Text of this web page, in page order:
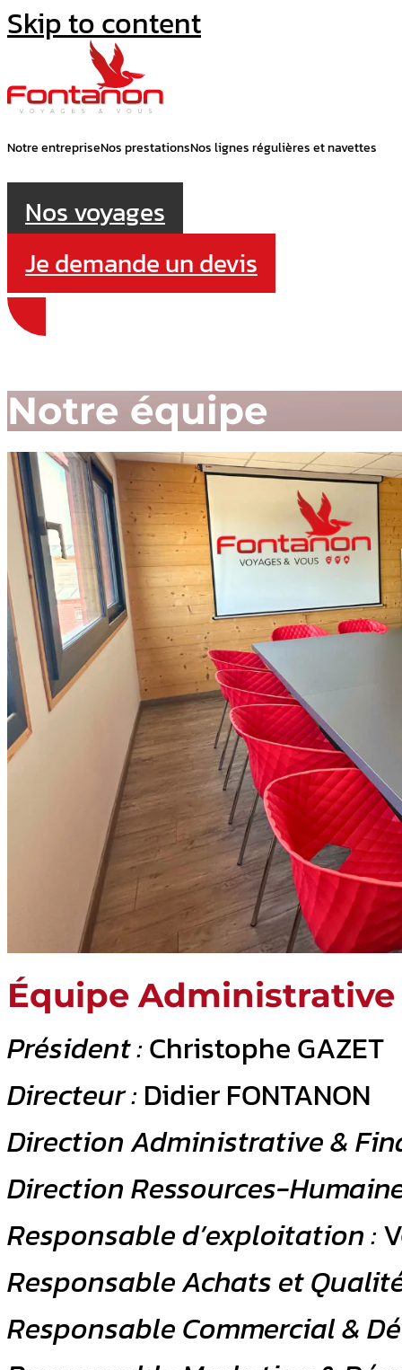
Skip to content
Notre entrepriseNos prestationsNos lignes régulières et navettes
Nos voyages
Je demande un devis
Notre équipe
Équipe Administrative
Président :Christophe GAZET
Directeur: Didier FONTANON
Direction Administrative &
Direction Ressources-
Responsable d’exploitation :
Responsable Achats et
ResponsableCommercial &